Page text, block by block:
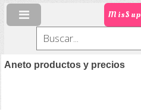
Aneto productos y precios